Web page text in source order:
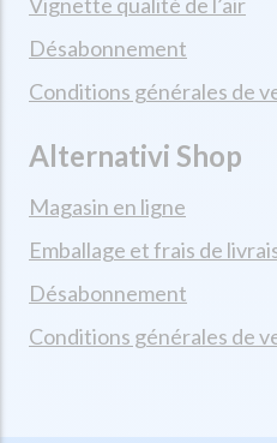
Désabonnement
Conditions générales de
Alternativi Shop
Magasin en ligne
Emballage et frais de
Désabonnement
Conditions générales de